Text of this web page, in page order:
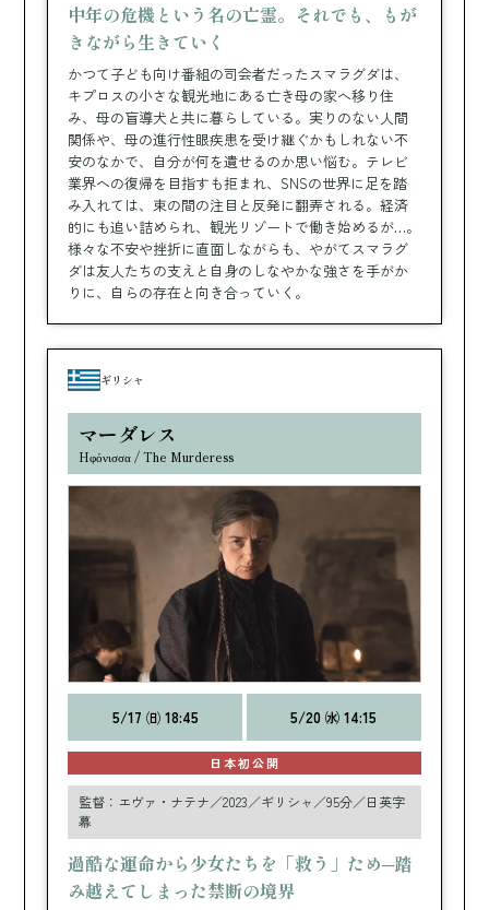
中年の危機という名の亡霊。それでも、もが
きながら生きていく
かつて子ども向け番組の司会者だったスマラグダは、
キプロスの小さな観光地にある亡き母の家へ移り住
み、母の盲導犬と共に暮らしている。実りのない人間
関係や、母の進行性眼疾患を受け継ぐかもしれない不
安のなかで、自分が何を遺せるのか思い悩む。テレビ
業界への復帰を目指すも拒まれ、SNSの世界に足を踏
み入れては、束の間の注目と反発に翻弄される。経済
的にも追い詰められ、観光リゾートで働き始めるが…。
様々な不安や挫折に直面しながらも、やがてスマラグ
ダは友人たちの支えと自身のしなやかな強さを手がか
りに、自らの存在と向き合っていく。
ギリシャ
マーダレス
Hφόνισσα / The Murderess
5/17 ㈰ 18:45 5/20 ㈬ 14:15
日本初公開
監督：エヴァ・ナテナ／2023／ギリシャ／95分／日英字
幕
過酷な運命から少女たちを「救う」ため─踏
み越えてしまった禁断の境界